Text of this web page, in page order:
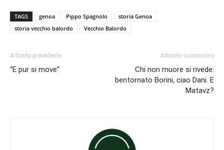
TAGS genoa Pippo Spagnolo
storia Genoa
storia vecchio balordo
Vecchio Balordo
Articolo precedente
“E pur si move”
Articolo successivo
Chi non muore si rivede:
bentornato Borini, ciao Dani. E
Matavz?